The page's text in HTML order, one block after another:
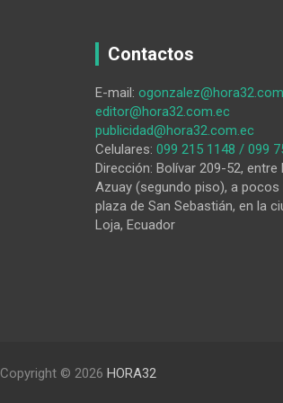
Contactos
E-mail:
editor@hora32.com.ec
publicidad@hora32.com.ec
Celulares: 099 215 1148 / 099
Dirección: Bolívar 209-52, entre
Azuay (segundo piso), a
plaza de San Sebastián, en la
Loja, Ecuador
Copyright © 2026 HORA32